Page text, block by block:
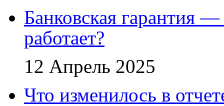
Банковская гарантия
работает?
12 Апрель 2025
Что изменилось в